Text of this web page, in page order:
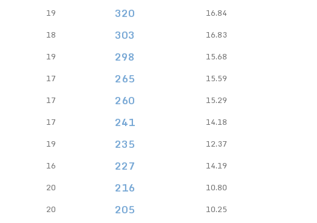
19 320
16.84
18 303
16.83
19 298
15.68
17 265
15.59
17 260
15.29
17 241
14.18
19 235
12.37
16 227
14.19
20 216
10.80
20 205
10.25